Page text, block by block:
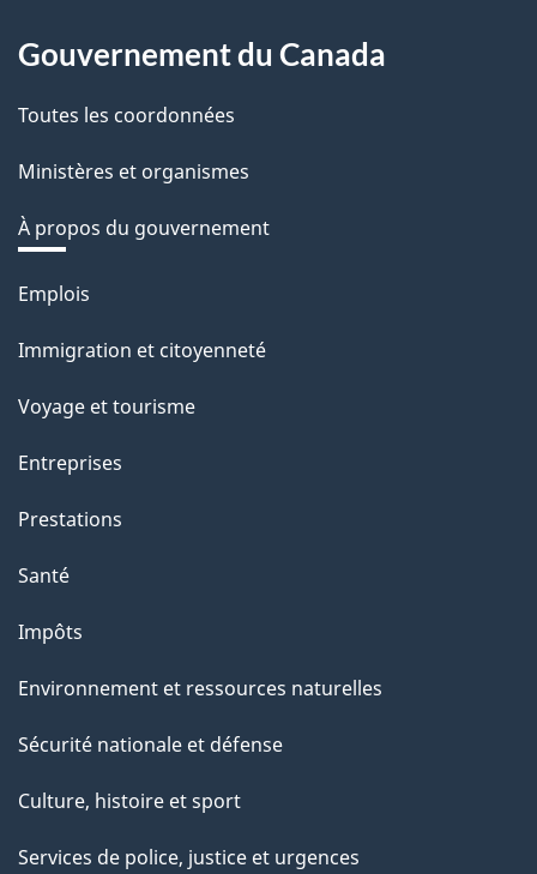
Gouvernement du Canada
Toutes les coordonnées
Ministères et organismes
À propos du gouvernement
Thèmes
sujets
Emplois
Immigration et citoyenneté
Voyage et tourisme
Entreprises
Prestations
Santé
Impôts
Environnement et ressources naturelles
Sécurité nationale et défense
Culture, histoire et sport
Services de police, justice et urgences